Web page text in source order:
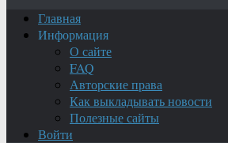
Главная
Информация
О сайте
FAQ
Авторские права
Как выкладывать новости
Полезные сайты
Войти